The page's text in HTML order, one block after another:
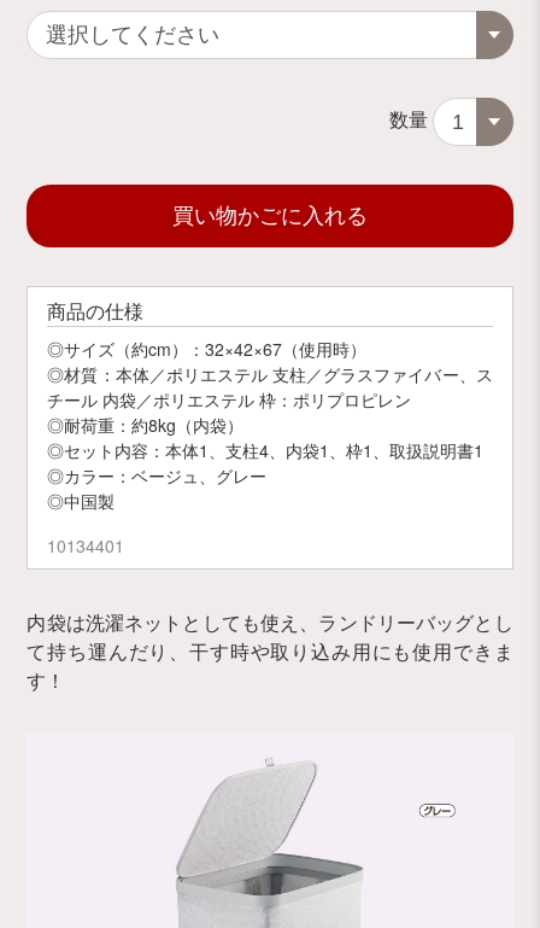
数量
買い物かごに入れる
商品の仕様
◎サイズ（約cm）：32×42×67（使用時）
◎材質：本体／ポリエステル 支柱／グラスファイバー、ス
チール 内袋／ポリエステル 枠：ポリプロピレン
◎耐荷重：約8kg（内袋）
◎セット内容：本体1、支柱4、内袋1、枠1、取扱説明書1
◎カラー：ベージュ、グレー
◎中国製
10134401
内袋は洗濯ネットとしても使え、ランドリーバッグとし
て持ち運んだり、干す時や取り込み用にも使用できま
す！